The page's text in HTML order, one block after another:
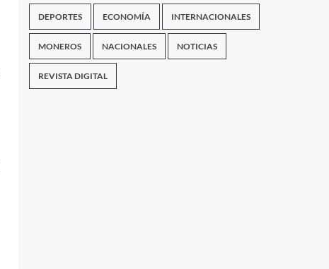
DEPORTES ECONOMÍA INTERNACIONALES
MONEROS NACIONALES NOTICIAS
REVISTA DIGITAL